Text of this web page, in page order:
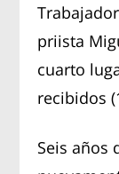
priista
cuarto
recibidos
Seis años